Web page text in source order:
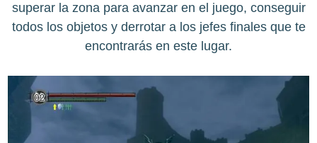
superar la zona para avanzar en el juego, conseguir
todos los objetos y derrotar a los jefes finales que te
encontrarás en este lugar.